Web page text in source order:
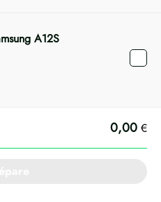
A12S
0,00 €